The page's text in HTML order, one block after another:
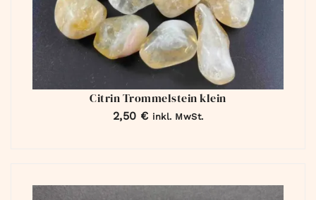
Citrin Trommelstein klein
2,50 € inkl. MwSt.